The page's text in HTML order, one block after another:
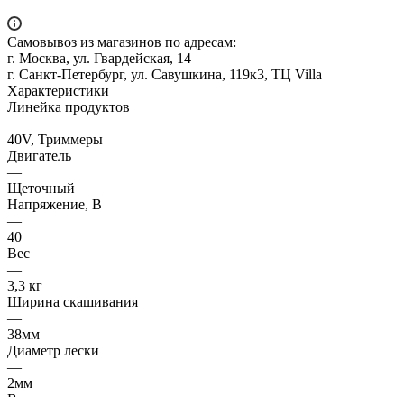
Самовывоз из магазинов по адресам:
г. Москва, ул. Гвардейская, 14
г. Санкт-Петербург, ул. Савушкина, 119к3, ТЦ Villa
Характеристики
Линейка продуктов
—
40V, Триммеры
Двигатель
—
Щеточный
Напряжение, В
—
40
Вес
—
3,3 кг
Ширина скашивания
—
38мм
Диаметр лески
—
2мм